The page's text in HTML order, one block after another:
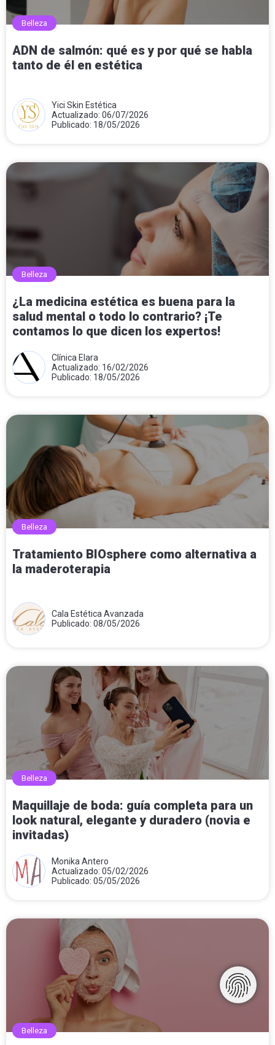
Belleza
ADN de salmón: qué es y por qué se habla
tanto de él en estética
Yici Skin Estética
Actualizado: 06/07/2026
Publicado: 18/05/2026
Belleza
¿La medicina estética es buena para la
salud mental o todo lo contrario? ¡Te
contamos lo que dicen los expertos!
Clínica Elara
Actualizado: 16/02/2026
Publicado: 18/05/2026
Belleza
Tratamiento BIOsphere como alternativa a
la maderoterapia
Cala Estética Avanzada
Publicado: 08/05/2026
Belleza
Maquillaje de boda: guía completa para un
look natural, elegante y duradero (novia e
invitadas)
Monika Antero
Actualizado: 05/02/2026
Publicado: 05/05/2026
Belleza